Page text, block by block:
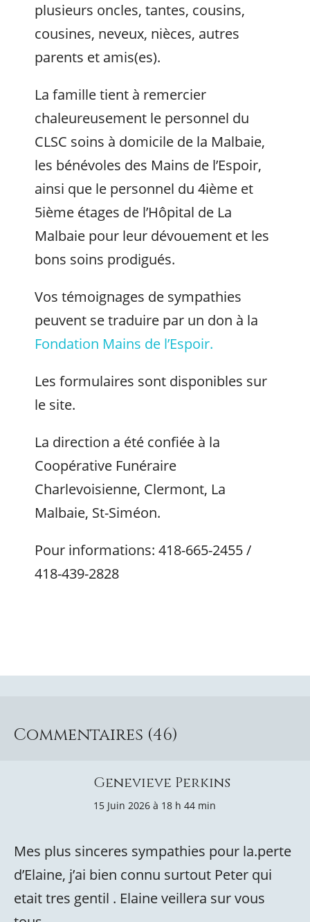
plusieurs oncles, tantes, cousins,
cousines, neveux, nièces, autres
parents et amis(es).
La famille tient à remercier
chaleureusement le personnel du
CLSC soins à domicile de la Malbaie,
les bénévoles des Mains de l’Espoir,
ainsi que le personnel du 4ième et
5ième étages de l’Hôpital de La
Malbaie pour leur dévouement et les
bons soins prodigués.
Vos témoignages de sympathies
peuvent se traduire par un don à la
Fondation Mains de l’Espoir.
Les formulaires sont disponibles sur
le site.
La direction a été confiée à la
Coopérative Funéraire
Charlevoisienne, Clermont, La
Malbaie, St-Siméon.
Pour informations: 418-665-2455 /
418-439-2828
Commentaires (46)
Genevieve Perkins
15 Juin 2026 à 18 h 44 min
Mes plus sinceres sympathies pour la.perte
d’Elaine, j’ai bien connu surtout Peter qui
etait tres gentil . Elaine veillera sur vous